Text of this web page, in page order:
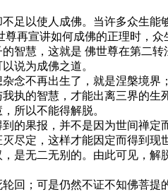
足以使人成佛。当许多众生
再宣讲如何成佛的正理时，
智慧，这就是 佛世尊在第二
说为成佛之道。
念不再出生了，就是涅槃境
执的智慧，才能出离三界的
所以不能得解脱。
的果报，并不是因为世间禅
尽定，这样才能因定而得到
是无二无别的。由此可见，
回；可是仍然不证不知佛菩